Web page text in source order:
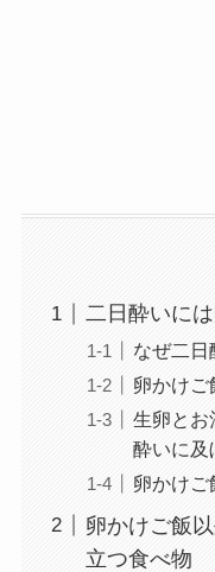
二日酔いに
なぜ二日
卵かけご
生卵とお
酔いに及
卵かけご
卵かけご飯
立つ食べ物